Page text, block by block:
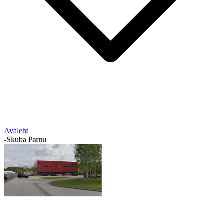
Avaleht
-Skuba Parnu